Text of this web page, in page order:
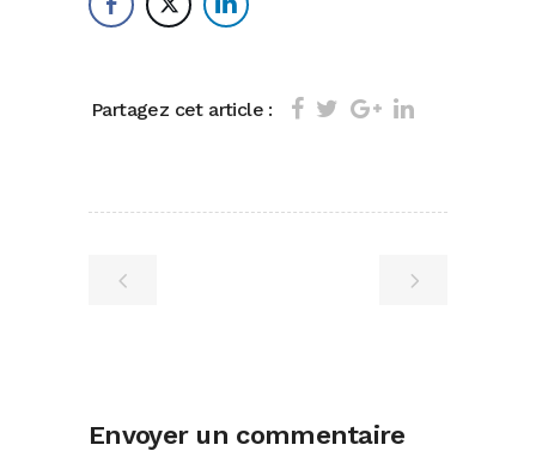
Partagez cet article :
Envoyer un commentaire